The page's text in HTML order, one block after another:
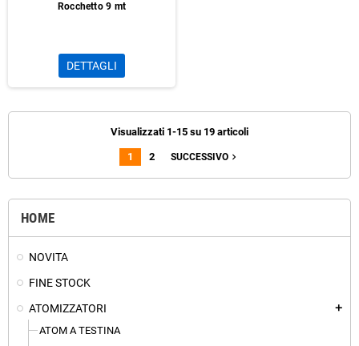
HOME
NOVITA
FINE STOCK
ATOMIZZATORI
add
ATOM A TESTINA
Rocchetto 9 mt
DETTAGLI
Visualizzati 1-15 su 19 articoli
1 2 SUCCESSIVO navigate_next